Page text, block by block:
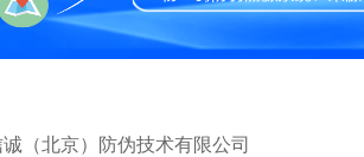
（北京）防伪技术有限公司